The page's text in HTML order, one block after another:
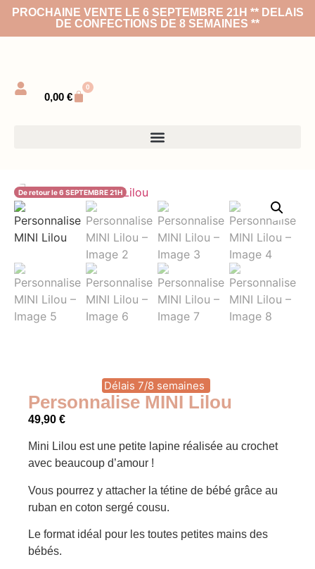
PROCHAINE VENTE LE 6 SEPTEMBRE 21H ** DELAIS
DE CONFECTIONS DE 8 SEMAINES **
0,00 €
0
De retour le 6 SEPTEMBRE 21H
Délais 7/8 semaines
Personnalise MINI Lilou
49,90 €
Mini Lilou est une petite lapine réalisée au crochet
avec beaucoup d’amour !
Vous pourrez y attacher la tétine de bébé grâce au
ruban en coton sergé cousu.
Le format idéal pour les toutes petites mains des
bébés.